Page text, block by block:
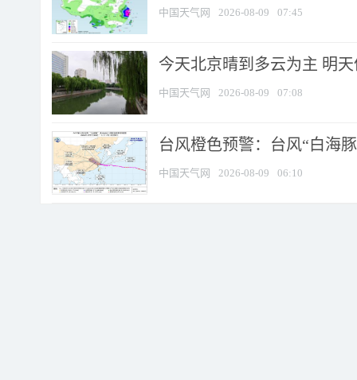
中国天气网 2026-08-09 07:45
今天北京晴到多云为主 明
中国天气网 2026-08-09 07:08
台风橙色预警：台风“白海
中国天气网 2026-08-09 06:10